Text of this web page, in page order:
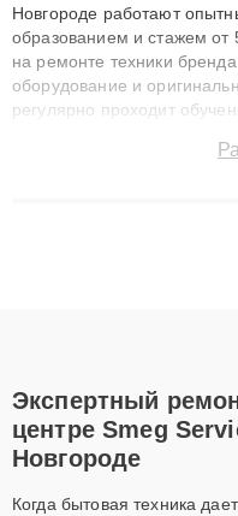
Новгороде работают
образованием и стажем от
на ремонте техники
оборудование и
регулярно проходит
технику с сохранением
Экспертный
центре Smeg
Новгороде
Когда бытовая техника